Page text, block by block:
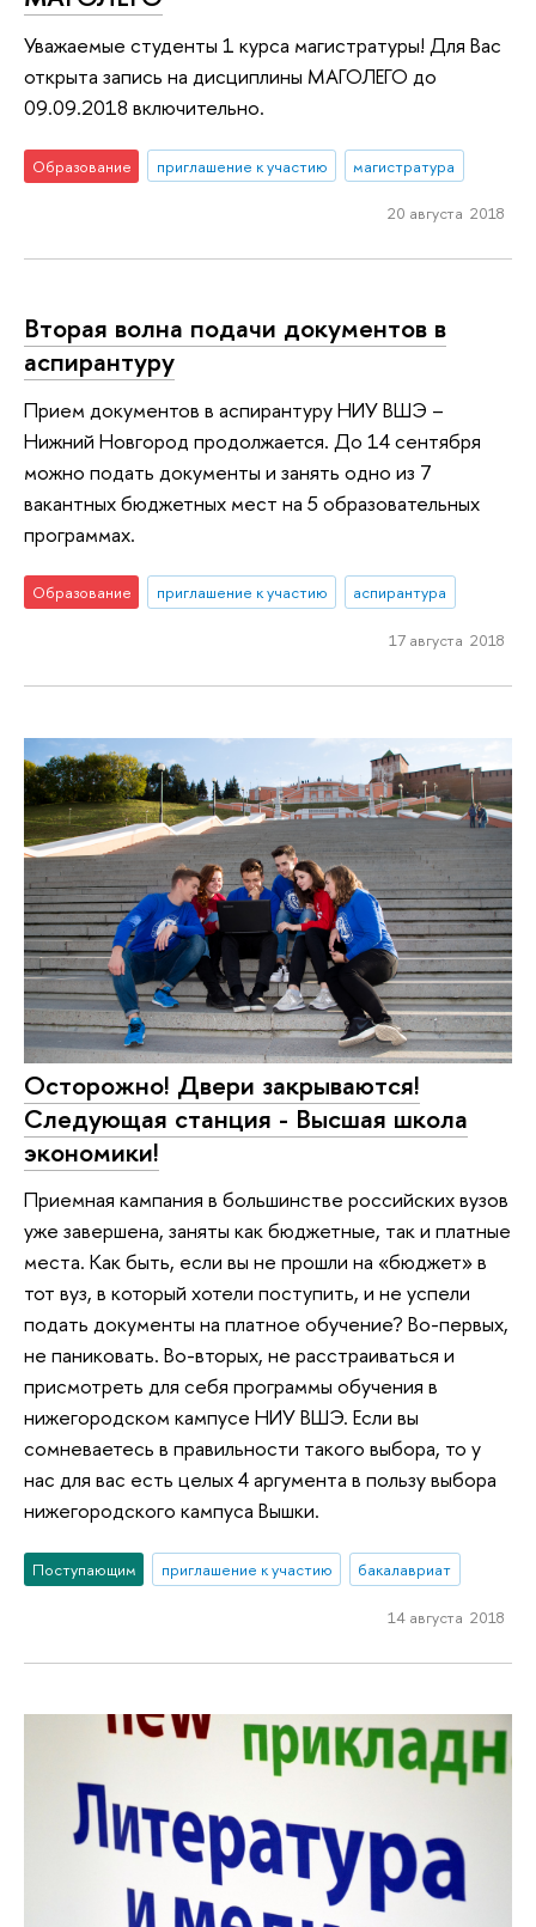
Уважаемые студенты 1 курса магистратуры! Для Вас
открыта запись на дисциплины МАГОЛЕГО до
09.09.2018 включительно.
Образование приглашение к участию магистратура
20 августа 2018
Вторая волна подачи документов в
аспирантуру
Прием документов в аспирантуру НИУ ВШЭ –
Нижний Новгород продолжается. До 14 сентября
можно подать документы и занять одно из 7
вакантных бюджетных мест на 5 образовательных
программах.
Образование приглашение к участию аспирантура
17 августа 2018
Осторожно! Двери закрываются!
Следующая станция - Высшая школа
экономики!
Приемная кампания в большинстве российских вузов
уже завершена, заняты как бюджетные, так и платные
места. Как быть, если вы не прошли на «бюджет» в
тот вуз, в который хотели поступить, и не успели
подать документы на платное обучение? Во-первых,
не паниковать. Во-вторых, не расстраиваться и
присмотреть для себя программы обучения в
нижегородском кампусе НИУ ВШЭ. Если вы
сомневаетесь в правильности такого выбора, то у
нас для вас есть целых 4 аргумента в пользу выбора
нижегородского кампуса Вышки.
Поступающим приглашение к участию бакалавриат
14 августа 2018